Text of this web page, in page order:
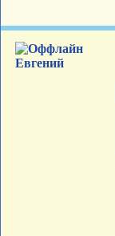
Евгений